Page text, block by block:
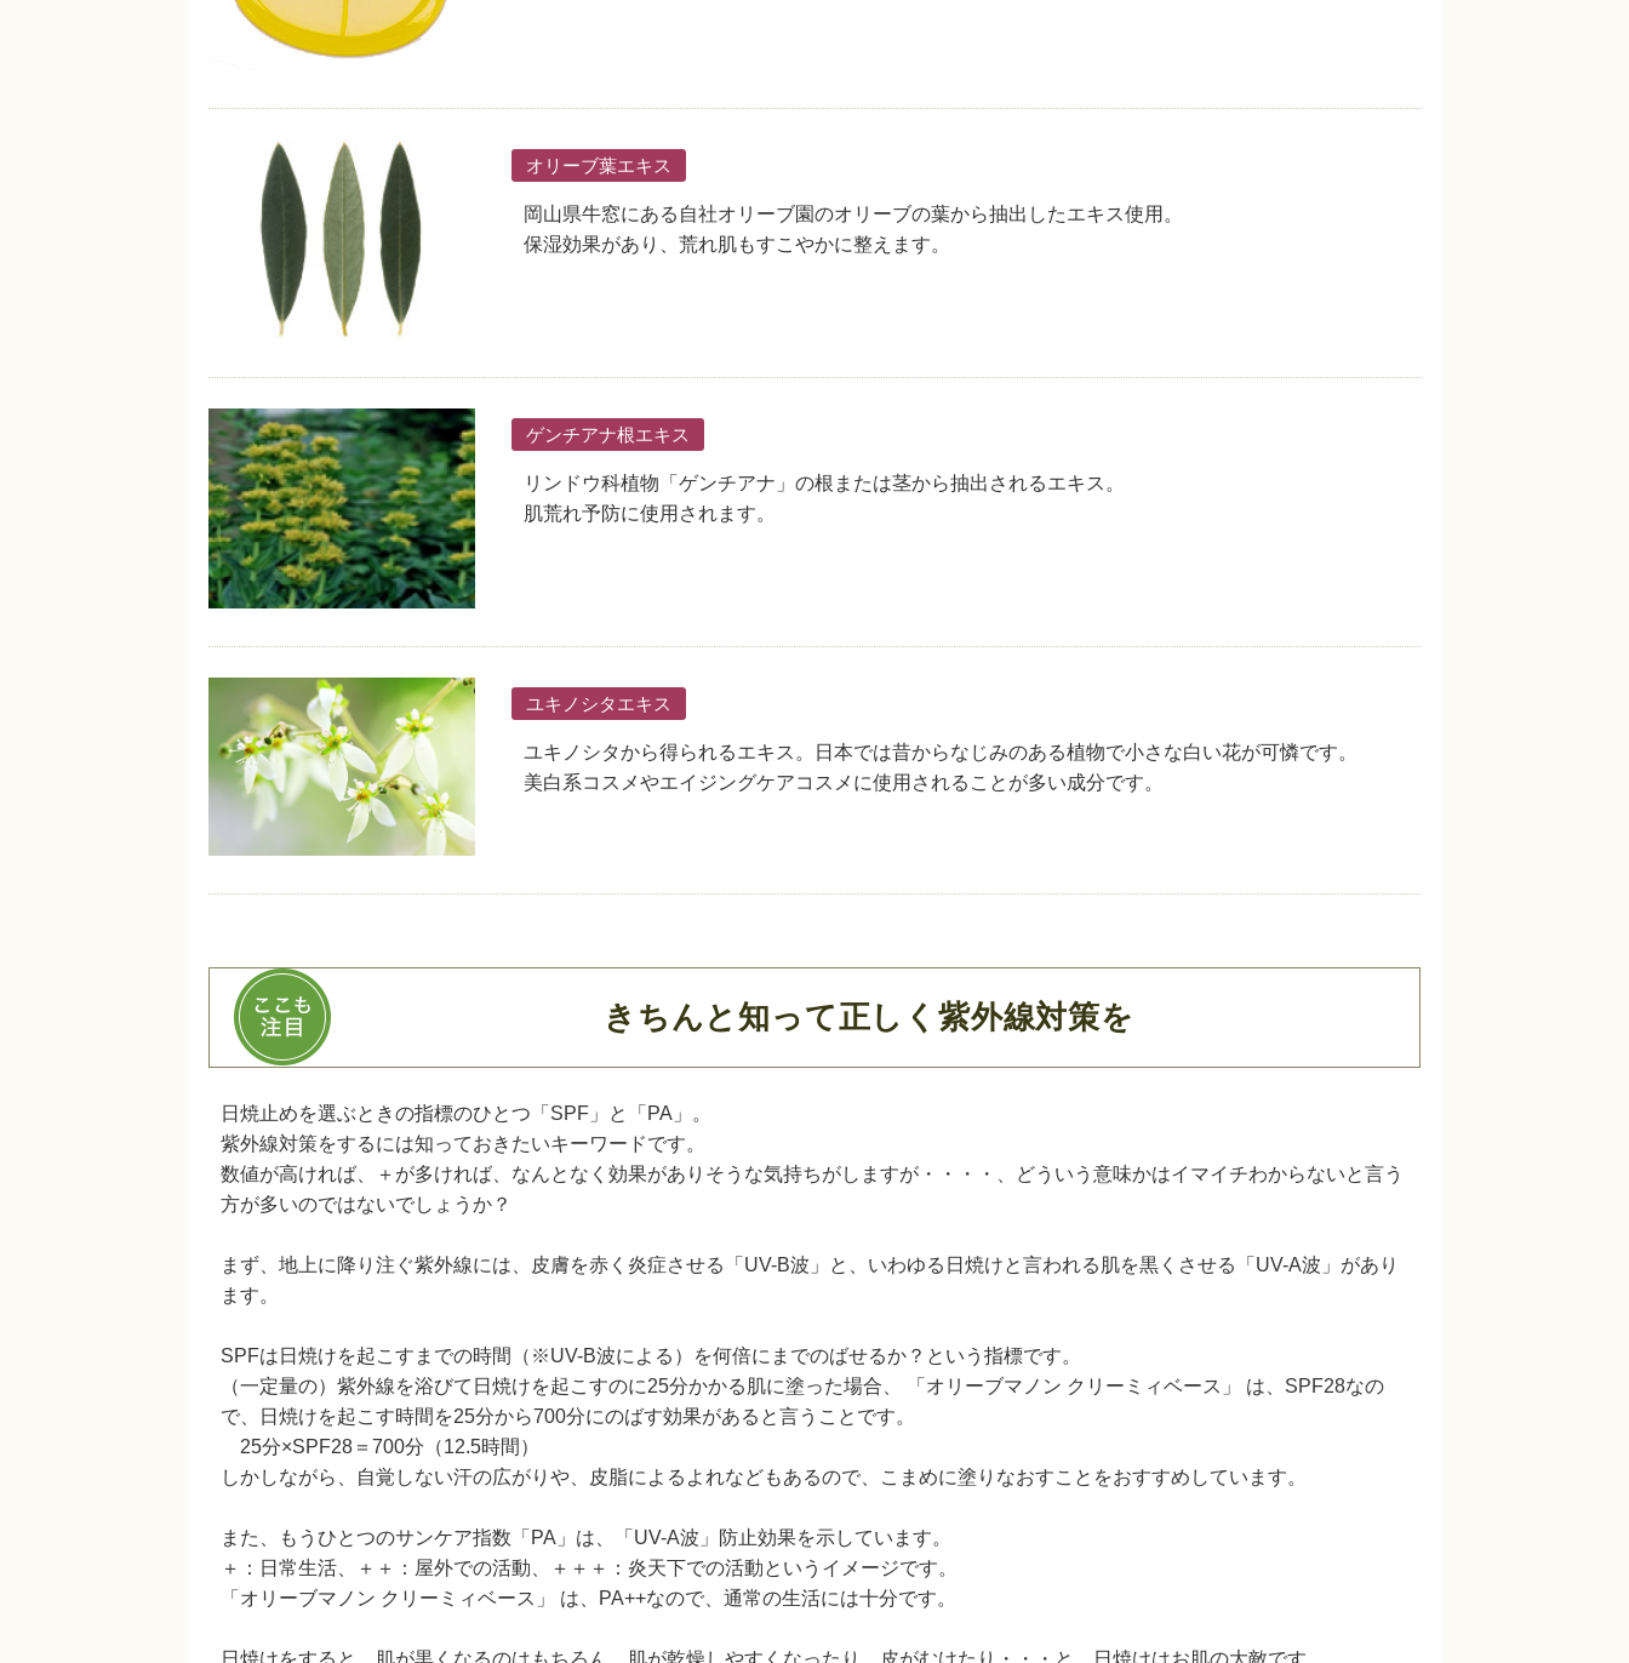
オリーブ葉エキス
岡山県牛窓にある自社オリーブ園のオリーブの葉から抽出したエキス使用。
保湿効果があり、荒れ肌もすこやかに整えます。
ゲンチアナ根エキス
リンドウ科植物「ゲンチアナ」の根または茎から抽出されるエキス。
肌荒れ予防に使用されます。
ユキノシタエキス
ユキノシタから得られるエキス。日本では昔からなじみのある植物で小さな白い花が可憐です。
美白系コスメやエイジングケアコスメに使用されることが多い成分です。
きちんと知って正しく紫外線対策を
日焼止めを選ぶときの指標のひとつ「SPF」と「PA」。
紫外線対策をするには知っておきたいキーワードです。
数値が高ければ、＋が多ければ、なんとなく効果がありそうな気持ちがしますが・・・・、どういう意味かはイマイチわからないと言う
方が多いのではないでしょうか？
まず、地上に降り注ぐ紫外線には、皮膚を赤く炎症させる「UV-B波」と、いわゆる日焼けと言われる肌を黒くさせる「UV-A波」があり
ます。
SPFは日焼けを起こすまでの時間（※UV-B波による）を何倍にまでのばせるか？という指標です。
（一定量の）紫外線を浴びて日焼けを起こすのに25分かかる肌に塗った場合、 「オリーブマノン クリーミィベース」 は、SPF28なの
で、日焼けを起こす時間を25分から700分にのばす効果があると言うことです。
25分×SPF28＝700分（12.5時間）
しかしながら、自覚しない汗の広がりや、皮脂によるよれなどもあるので、こまめに塗りなおすことをおすすめしています。
また、もうひとつのサンケア指数「PA」は、「UV-A波」防止効果を示しています。
＋：日常生活、＋＋：屋外での活動、＋＋＋：炎天下での活動というイメージです。
「オリーブマノン クリーミィベース」 は、PA++なので、通常の生活には十分です。
日焼けをすると、肌が黒くなるのはもちろん、肌が乾燥しやすくなったり、皮がむけたり・・・と、日焼けはお肌の大敵です。